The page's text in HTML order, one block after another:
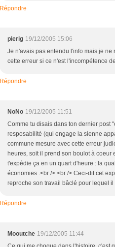
Répondre
pierig 19/12/2005 15:06
Je n'avais pas entendu l'info mais je
cette erreur si ce n'est l'incompétence
Répondre
NoNo 19/12/2005 11:51
Comme tu disais dans ton dernier post
resposabilité (qui engage la sienne
commune mesure avec cette erreur
heures, soit il prend son boulot à coeur
t'expédie ça en un quart d'heure : la
économies .<br /> <br /> Ceci-dit cet
reproche son travail bâclé pour lequel
Répondre
Mooutche 19/12/2005 11:44